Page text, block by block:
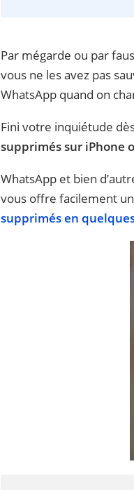
Par mégarde ou par
vous ne les avez pas
WhatsApp quand on
Fini votre inquiétude
supprimés sur iPhone
WhatsApp et bien
vous offre facilement
supprimés en